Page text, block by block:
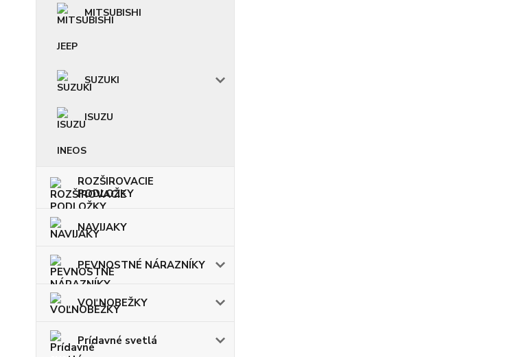
MITSUBISHI
JEEP
SUZUKI
ISUZU
INEOS
ROZŠIROVACIE
PODLOŽKY
NAVIJAKY
PEVNOSTNÉ NÁRAZNÍKY
VOĽNOBEŽKY
Prídavné svetlá